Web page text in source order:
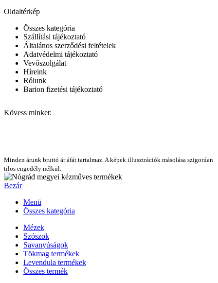
Oldaltérkép
Összes kategória
Szállítási tájékoztató
Általános szerződési feltételek
Adatvédelmi tájékoztató
Vevőszolgálat
Híreink
Rólunk
Barion fizetési tájékoztató
Kövess minket:
Minden árunk bruttó ár áfát tartalmaz. A képek illusztrációk másolása szigorúan
tilos engedély nélkül.
Bezár
Menü
Összes kategória
Mézek
Szószok
Savanyúságok
Tökmag termékek
Levendula termékek
Összes termék